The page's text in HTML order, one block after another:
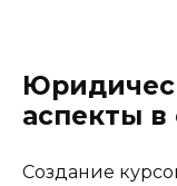
аспекты в
Создание